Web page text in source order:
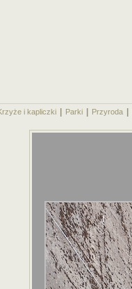
i kapliczki Parki Przyroda